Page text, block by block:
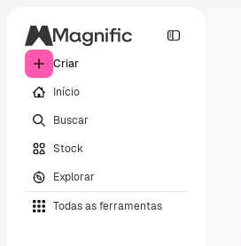
Criar
Início
Buscar
Stock
Explorar
Todas as ferramentas